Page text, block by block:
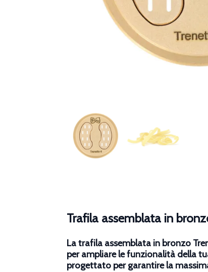
Trafila assemblata in
La trafila assemblata in bronzo
per ampliare le funzionalità della
progettato per garantire la